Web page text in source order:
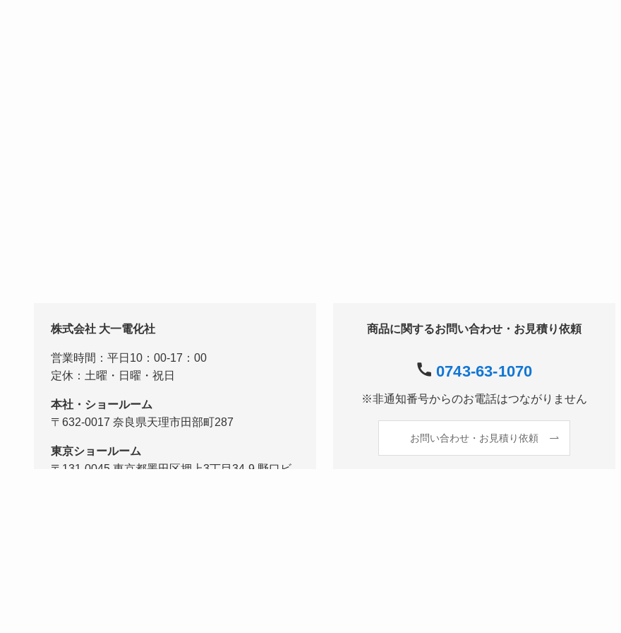
株式会社 大一電化社
営業時間：平日10：00-17：00
定休：土曜・日曜・祝日
本社・ショールーム
〒632-0017 奈良県天理市田部町287
東京ショールーム
〒131-0045 東京都墨田区押上3丁目34-9 野口ビ
商品に関するお問い合わせ・お見積り依頼
0743-63-1070
※非通知番号からのお電話はつながりません
お問い合わせ・お見積り依頼